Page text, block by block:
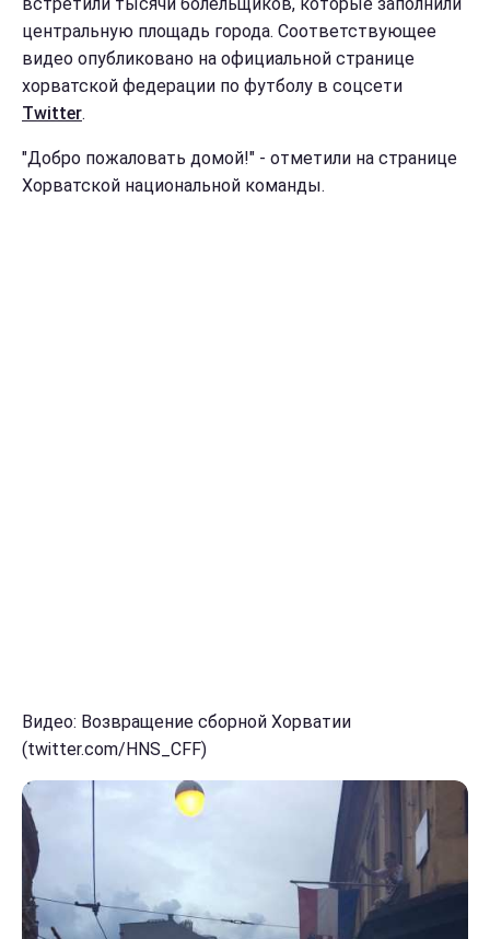
встретили тысячи болельщиков, которые заполнили
центральную площадь города. Соответствующее
видео опубликовано на официальной странице
хорватской федерации по футболу в соцсети
Twitter.
"Добро пожаловать домой!" - отметили на странице
Хорватской национальной команды.
Видео: Возвращение сборной Хорватии
(twitter.com/HNS_CFF)